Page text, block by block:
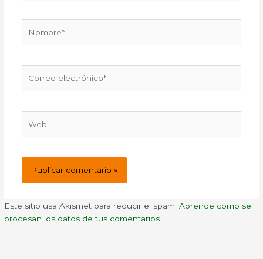
electrónico*
Este sitio usa Akismet para reducir el spam.Aprende cómo se
procesan los datos de tus comentarios.